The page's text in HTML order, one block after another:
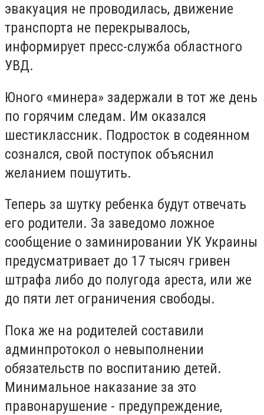
эвакуация не проводилась, движение
транспорта не перекрывалось,
информирует пресс-служба областного
УВД.
Юного «минера» задержали в тот же день
по горячим следам. Им оказался
шестиклассник. Подросток в содеянном
сознался, свой поступок объяснил
желанием пошутить.
Теперь за шутку ребенка будут отвечать
его родители. За заведомо ложное
сообщение о заминировании УК Украины
предусматривает до 17 тысяч гривен
штрафа либо до полугода ареста, или же
до пяти лет ограничения свободы.
Пока же на родителей составили
админпротокол о невыполнении
обязательств по воспитанию детей.
Минимальное наказание за это
правонарушение - предупреждение,